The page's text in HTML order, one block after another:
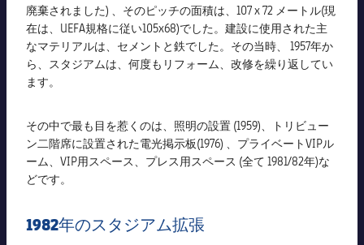
廃棄されました) 、そのピッチの面積は、107 x 72 メートル(現
在は、UEFA規格に従い105x68)でした。建設に使用された主
なマテリアルは、セメントと鉄でした。その当時、 1957年か
ら、スタジアムは、何度もリフォーム、改修を繰り返してい
ます。
その中で最も目を惹くのは、照明の設置 (1959)、トリビュー
ン二階席に設置された電光掲示板(1976) 、プライベートVIPル
ーム、VIP用スペース、プレス用スペース (全て 1981/82年)な
どです。
1982年のスタジアム拡張